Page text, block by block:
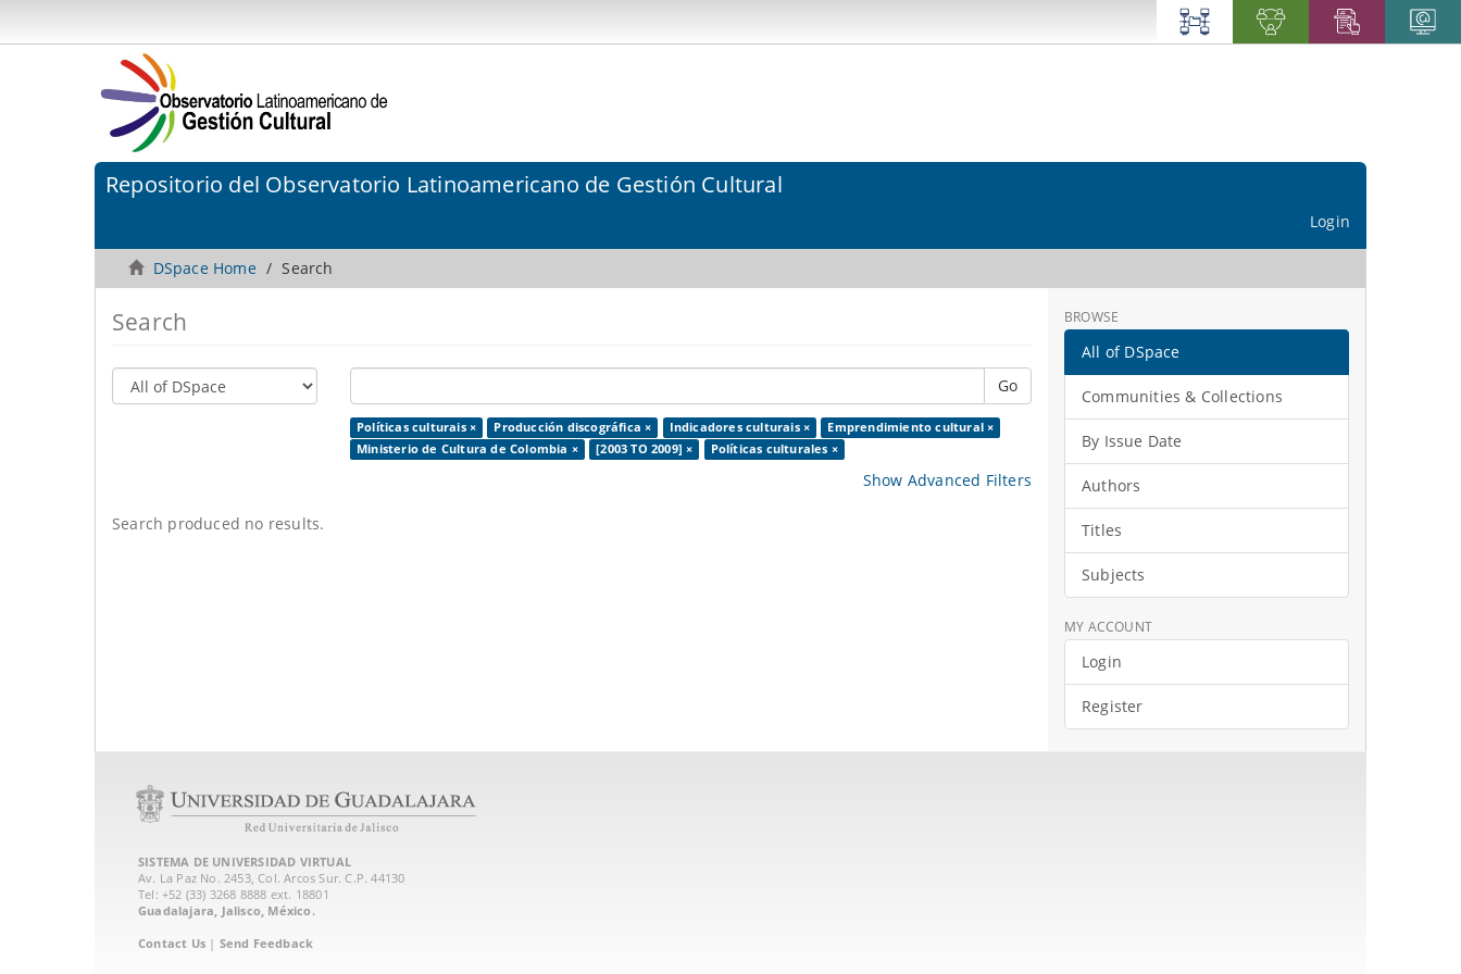
Repositorio del Observatorio Latinoamericano de Gestión Cultural
Login
DSpace Home Search
Search
Go
Políticas culturais × Producción discográfica × Indicadores culturais ×
Emprendimiento cultural ×
Ministerio de Cultura de Colombia ×
[2003 TO 2009] × Políticas culturales ×
Show Advanced Filters
Search produced no results.
BROWSE
All of DSpace
Communities & Collections
By Issue Date
Authors
Titles
Subjects
MY ACCOUNT
Login
Register
SISTEMA DE UNIVERSIDAD VIRTUAL
Av. La Paz No. 2453, Col. Arcos Sur. C.P. 44130
Tel: +52 (33) 3268 8888‏ ext. 18801
Guadalajara, Jalisco, México.
Contact Us | Send Feedback